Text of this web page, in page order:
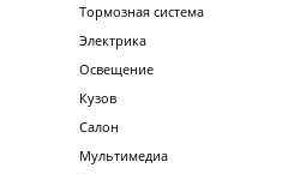
Тормозная система
Электрика
Освещение
Кузов
Салон
Мультимедиа